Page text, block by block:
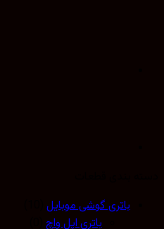
باتری گوشی موبایل(10)
باتری اپل واچ(0)